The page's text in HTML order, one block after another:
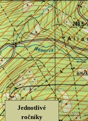
Jednotlivé
ročníky